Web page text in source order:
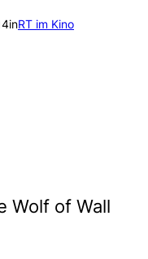
inRT im Kino
Wolf of Wall